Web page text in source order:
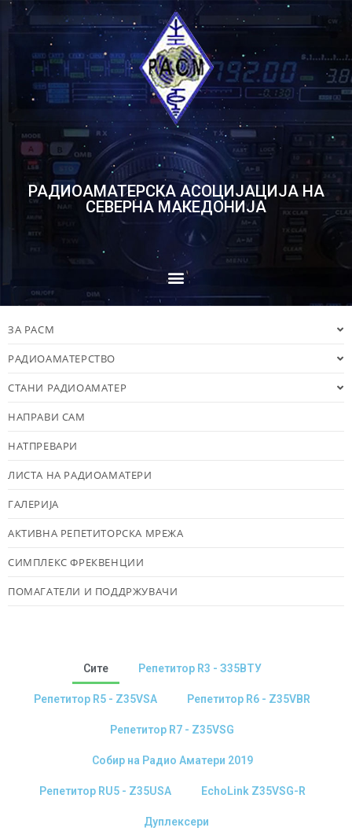
РАДИОАМАТЕРСКА АСОЦИЈАЦИЈА НА
СЕВЕРНА МАКЕДОНИЈА
ЗА РАСМ
РАДИОАМАТЕРСТВО
СТАНИ РАДИОАМАТЕР
НАПРАВИ САМ
НАТПРЕВАРИ
ЛИСТА НА РАДИОАМАТЕРИ
ГАЛЕРИЈА
АКТИВНА РЕПЕТИТОРСКА МРЕЖА
СИМПЛЕКС ФРЕКВЕНЦИИ
ПОМАГАТЕЛИ И ПОДДРЖУВАЧИ
Сите Репетитор R3 - З35ВТУ
Репетитор R5 - Z35VSA Репетитор R6 - Z35VBR
Репетитор R7 - Z35VSG
Собир на Радио Аматери 2019
Репетитор RU5 - Z35USA EchoLink Z35VSG-R
Дуплексери